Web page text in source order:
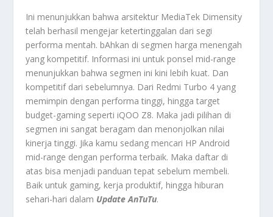
Ini menunjukkan bahwa arsitektur MediaTek Dimensity
telah berhasil mengejar ketertinggalan dari segi
performa mentah. bAhkan di segmen harga menengah
yang kompetitif. Informasi ini untuk ponsel mid-range
menunjukkan bahwa segmen ini kini lebih kuat. Dan
kompetitif dari sebelumnya. Dari Redmi Turbo 4 yang
memimpin dengan performa tinggi, hingga target
budget-gaming seperti iQOO Z8. Maka jadi pilihan di
segmen ini sangat beragam dan menonjolkan nilai
kinerja tinggi. Jika kamu sedang mencari HP Android
mid-range dengan performa terbaik. Maka daftar di
atas bisa menjadi panduan tepat sebelum membeli.
Baik untuk gaming, kerja produktif, hingga hiburan
sehari-hari dalam Update AnTuTu.